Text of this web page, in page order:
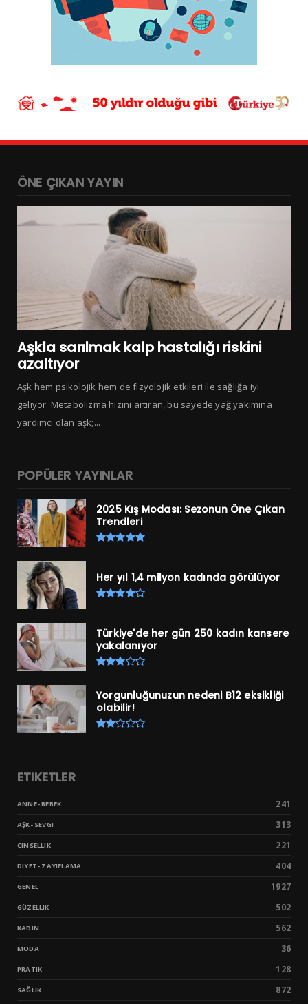
ÖNE ÇIKAN YAYIN
Aşkla sarılmak kalp hastalığı riskini
azaltıyor
Aşk hem psikolojik hem de fizyolojik etkileri ile sağlığa iyi
geliyor. Metabolizma hızını artıran, bu sayede yağ yakımına
yardımcı olan aşk;...
POPÜLER YAYINLAR
2025 Kış Modası: Sezonun Öne Çıkan
Trendleri
Her yıl 1,4 milyon kadında görülüyor
Türkiye'de her gün 250 kadın kansere
yakalanıyor
Yorgunluğunuzun nedeni B12 eksikliği
olabilir!
ETIKETLER
ANNE- BEBEK 241
AŞK- SEVGI 313
CINSELLIK 221
DIYET- ZAYIFLAMA 404
GENEL 1927
GÜZELLIK 502
KADIN 562
MODA 36
PRATIK 128
SAĞLIK 872